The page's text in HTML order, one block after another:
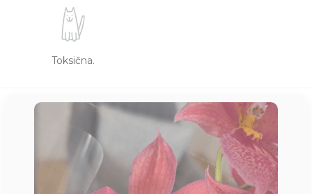
Toksična.